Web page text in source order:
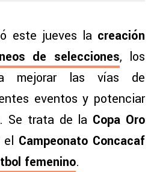
este jueves la creación
de selecciones, los
mejorar las vías de
eventos y potenciar
Se trata de la Copa Oro
el Campeonato Concacaf
femenino.